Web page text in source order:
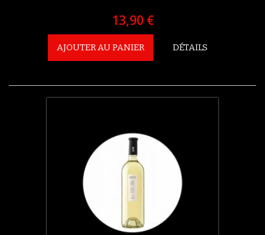
13,90 €
AJOUTER AU PANIER DÉTAILS